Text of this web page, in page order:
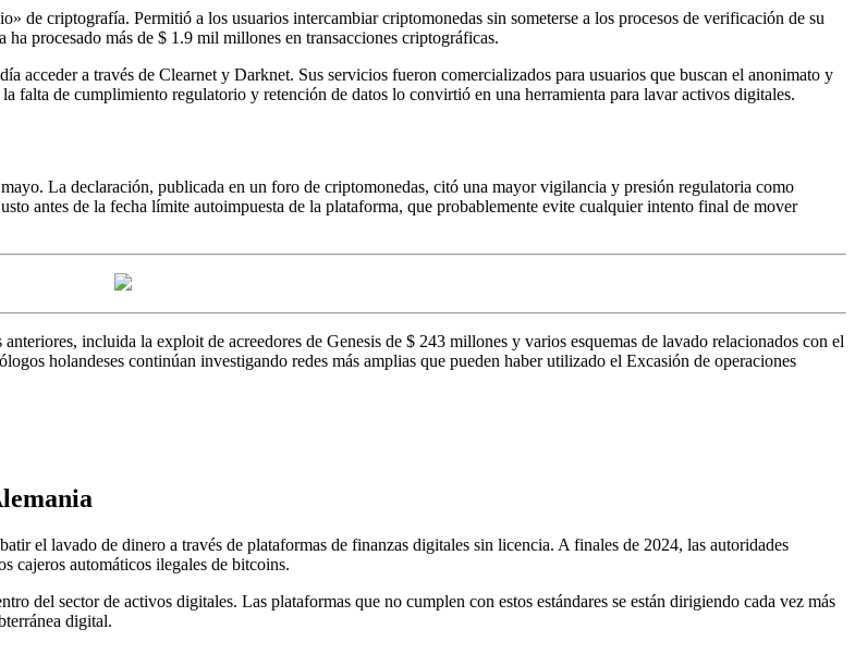
de criptografía. Permitió a los usuarios intercambiar criptomonedas sin someterse a los procesos de verificación de su
procesado más de $ 1.9 mil millones en transacciones criptográficas.
a través de Clearnet y Darknet. Sus servicios fueron comercializados para usuarios que buscan el anonimato y
falta de cumplimiento regulatorio y retención de datos lo convirtió en una herramienta para lavar activos digitales.
La declaración, publicada en un foro de criptomonedas, citó una mayor vigilancia y presión regulatoria como
antes de la fecha límite autoimpuesta de la plataforma, que probablemente evite cualquier intento final de mover
incluida la exploit de acreedores de Genesis de $ 243 millones y varios esquemas de lavado relacionados con el
holandeses continúan investigando redes más amplias que pueden haber utilizado el Excasión de operaciones
el lavado de dinero a través de plataformas de finanzas digitales sin licencia. A finales de 2024, las autoridades
cajeros automáticos ilegales de bitcoins.
del sector de activos digitales. Las plataformas que no cumplen con estos estándares se están dirigiendo cada vez más
digital.